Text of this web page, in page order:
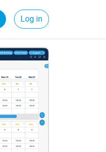
Log in